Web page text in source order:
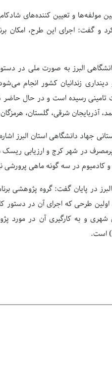
مولفه‌ها و تعیین کننده‌های
و گفت: اجرای این طرح، امکان
البرز به صورت ملی در
آذربایجان شرقی، گلستان،
جهاد دانشگاهی استان البرز
در شهر کرج و ارزیابی
در سه گونه ماهی پرورشی
در پایان گفت: گروه پژوهشی
طرحی که اجرای آن در دستور
و به کارگیری آن در مورد